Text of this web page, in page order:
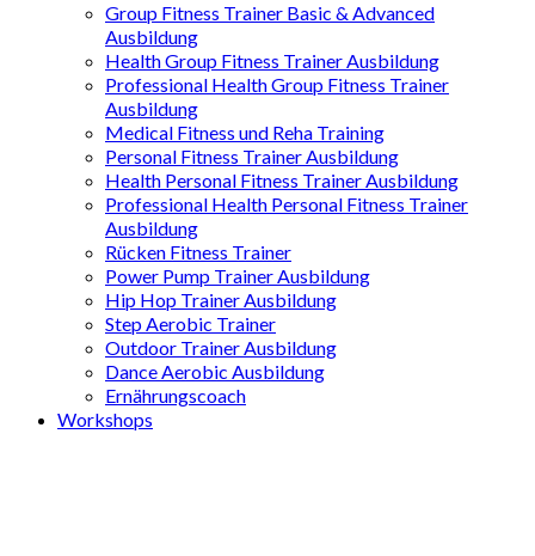
Group Fitness Trainer Basic & Advanced
Ausbildung
Health Group Fitness Trainer Ausbildung
Professional Health Group Fitness Trainer
Ausbildung
Medical Fitness und Reha Training
Personal Fitness Trainer Ausbildung
Health Personal Fitness Trainer Ausbildung
Professional Health Personal Fitness Trainer
Ausbildung
Rücken Fitness Trainer
Power Pump Trainer Ausbildung
Hip Hop Trainer Ausbildung
Step Aerobic Trainer
Outdoor Trainer Ausbildung
Dance Aerobic Ausbildung
Ernährungscoach
Workshops